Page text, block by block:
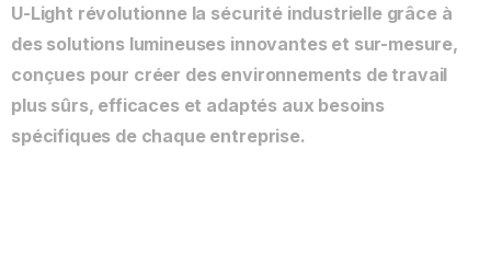
U-Light révolutionne la sécurité industrielle grâce à
des solutions lumineuses innovantes et sur-mesure,
conçues pour créer des environnements de travail
plus sûrs, efficaces et adaptés aux besoins
spécifiques de chaque entreprise.